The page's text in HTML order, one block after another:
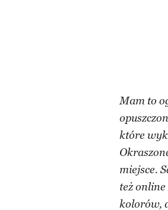
Mam to
które
miejsce.
też
kolorów,